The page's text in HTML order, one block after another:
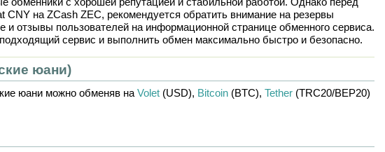
CNYна ZCash ZEC, рекомендуется обратить внимание на резервы
и отзывы пользователей на информационной странице обменного сервиса.
сервис и выполнить обмен максимально быстро и безопасно.
юани)
юаниможно обменяв на Volet(USD), Bitcoin(BTC), Tether(TRC20/BEP20)